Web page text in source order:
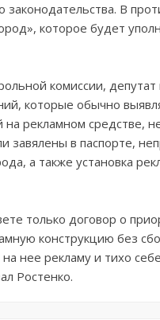
В
которое будет
комиссии, депутат
которые обычно
рекламном средстве,
завялены в паспорте,
а также установка
только договор о
конструкцию без
нее рекламу и тихо
Ростенко.